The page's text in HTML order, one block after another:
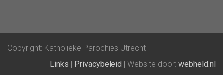
Copyright: Katholieke Parochies Utrecht
Links | Privacybeleid | Website door: webheld.nl